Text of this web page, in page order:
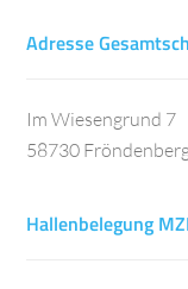
Adresse
Im Wiesengrund 7
58730
Hallenbelegung